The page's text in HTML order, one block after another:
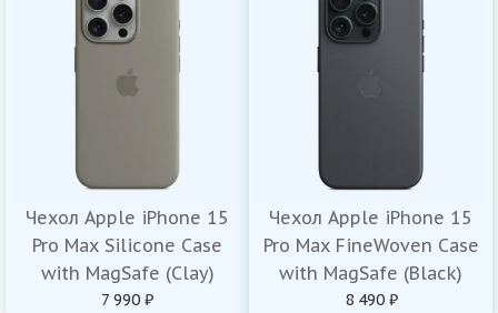
Чехол Apple iPhone 15
Pro Max Silicone Case
with MagSafe (Clay)
7 990 ₽
Чехол Apple iPhone 15
Pro Max FineWoven Case
with MagSafe (Black)
8 490 ₽